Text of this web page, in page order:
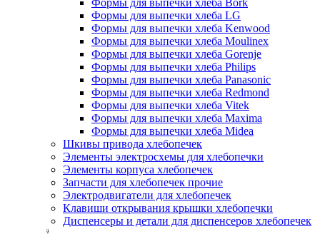
Формы для выпечки хлеба Bork
Формы для выпечки хлеба LG
Формы для выпечки хлеба Kenwood
Формы для выпечки хлеба Moulinex
Формы для выпечки хлеба Gorenje
Формы для выпечки хлеба Philips
Формы для выпечки хлеба Panasonic
Формы для выпечки хлеба Redmond
Формы для выпечки хлеба Vitek
Формы для выпечки хлеба Maxima
Формы для выпечки хлеба Midea
Шкивы привода хлебопечек
Элементы электросхемы для хлебопечки
Элементы корпуса хлебопечек
Запчасти для хлебопечек прочие
Электродвигатели для хлебопечек
Клавиши открывания крышки хлебопечки
Диспенсеры и детали для диспенсеров хлебопечек